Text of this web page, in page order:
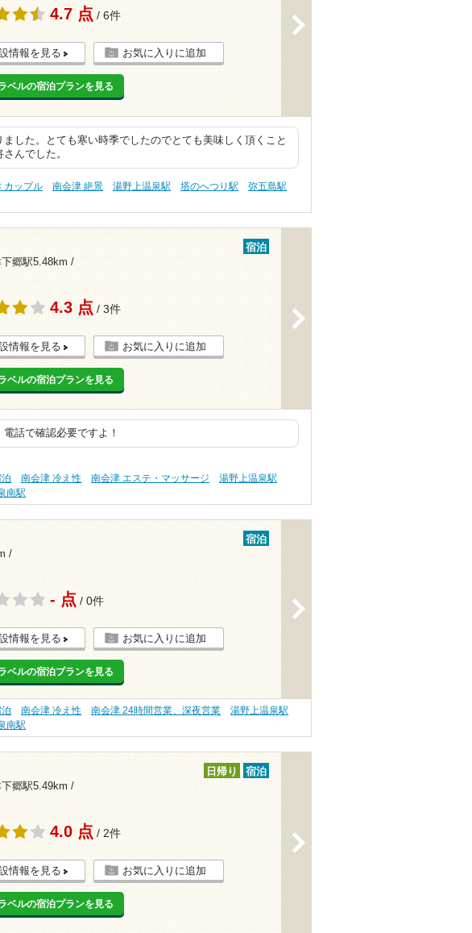
4.7 点 / 6件
情報を見る お気に入りに追加
ベルの宿泊プランを見る
した。とても寒い時季でしたのでとても美味しく頂くこと
んでした。
カップル 南会津 絶景 湯野上温泉駅 塔のへつり駅
弥五島駅
郷駅5.48km /
宿泊
4.3 点 / 3件
情報を見る お気に入りに追加
ベルの宿泊プランを見る
話で確認必要ですよ！
南会津 冷え性 南会津 エステ・マッサージ
湯野上温泉駅
南駅
/
宿泊
- 点 / 0件
情報を見る お気に入りに追加
ベルの宿泊プランを見る
南会津 冷え性 南会津 24時間営業、深夜営業
湯野上温泉駅
南駅
郷駅5.49km /
日帰り 宿泊
4.0 点 / 2件
情報を見る お気に入りに追加
ベルの宿泊プランを見る